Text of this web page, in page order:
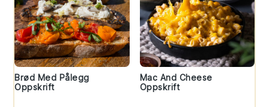
Brød Med Pålegg
Oppskrift
Mac And Cheese
Oppskrift